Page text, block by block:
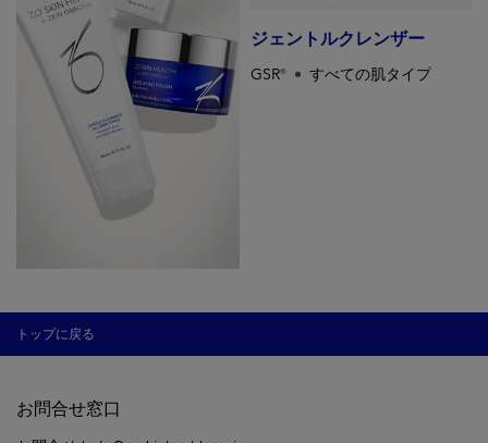
ジェントルクレンザー
GSR® すべての肌タイプ
トップに戻る
お問合せ窓口